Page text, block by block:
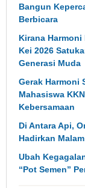
Bangun
Berbicara
Kirana Harmoni
Kei 2026
Generasi Muda
Gerak Harmoni
Mahasiswa
Kebersamaan
Di Antara Api,
Hadirkan
Ubah
“Pot Semen”